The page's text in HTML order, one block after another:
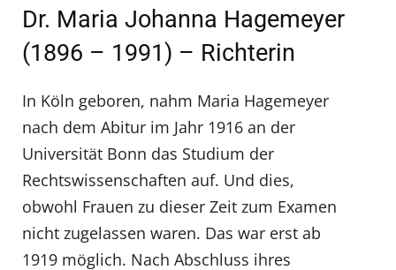
Dr. Maria Johanna Hagemeyer
(1896 – 1991) – Richterin
In Köln geboren, nahm Maria Hagemeyer
nach dem Abitur im Jahr 1916 an der
Universität Bonn das Studium der
Rechtswissenschaften auf. Und dies,
obwohl Frauen zu dieser Zeit zum Examen
nicht zugelassen waren. Das war erst ab
1919 möglich. Nach Abschluss ihres